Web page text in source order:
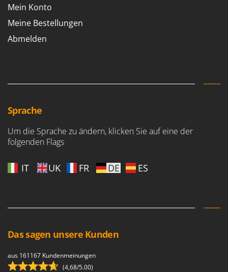
Mein Konto
Meine Bestellungen
Abmelden
Sprache
Um die Sprache zu ändern, klicken Sie auf eine der
folgenden Flags
IT UK FR DE ES
Das sagen unsere Kunden
aus 161167 Kundenmeinungen
(4,68/5.00)